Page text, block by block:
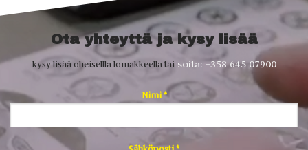
Ota yhteyttä ja kysy lisää
kysy lisää oheisellla lomakkeella tai soita: +358 645 07900
Nimi *